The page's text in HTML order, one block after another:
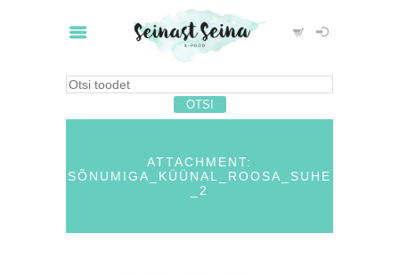
ATTACHMENT:
SÕNUMIGA_KÜÜNAL_ROOSA_SUHE
_2